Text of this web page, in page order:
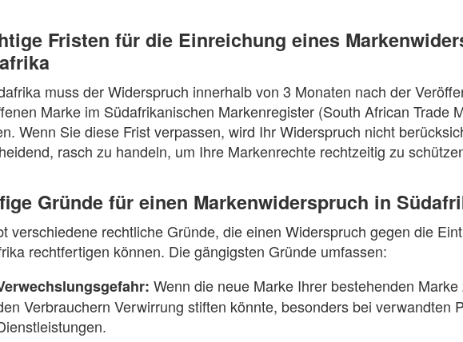
Fristen für die Einreichung eines
muss der Widerspruch innerhalb von 3 Monaten nach der
Marke im Südafrikanischen Markenregister (South African Trade
Wenn Sie diese Frist verpassen, wird Ihr Widerspruch nicht
rasch zu handeln, um Ihre Markenrechte rechtzeitig zu
Gründe für einen Markenwiderspruch in
verschiedene rechtliche Gründe, die einen Widerspruch gegen die
rechtfertigen können. Die gängigsten Gründe umfassen:
Wenn die neue Marke Ihrer bestehenden
Verbrauchern Verwirrung stiften könnte, besonders bei verwandten